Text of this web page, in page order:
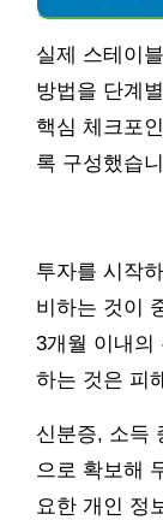
실제 스테이
방법을 단계
핵심 체크포
록 구성했습
투자를 시작
비하는 것이
3개월 이내의
하는 것은 피
신분증, 소득
으로 확보해
요한 개인 정